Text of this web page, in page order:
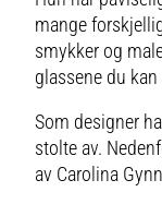
mange
smykker og
glassene du
Som designer
stolte av.
av Carolina